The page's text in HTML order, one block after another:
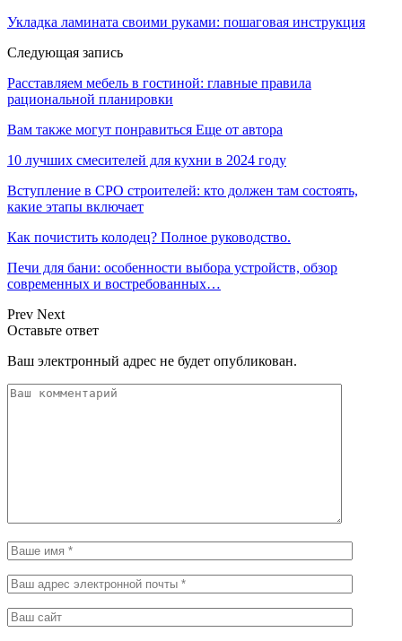
Укладка ламината своими руками: пошаговая инструкция
Следующая запись
Расставляем мебель в гостиной: главные правила
рациональной планировки
Вам также могут понравиться Еще от автора
10 лучших смесителей для кухни в 2024 году
Вступление в СРО строителей: кто должен там состоять,
какие этапы включает
Как почистить колодец? Полное руководство.
Печи для бани: особенности выбора устройств, обзор
современных и востребованных…
Prev Next
Оставьте ответ
Ваш электронный адрес не будет опубликован.